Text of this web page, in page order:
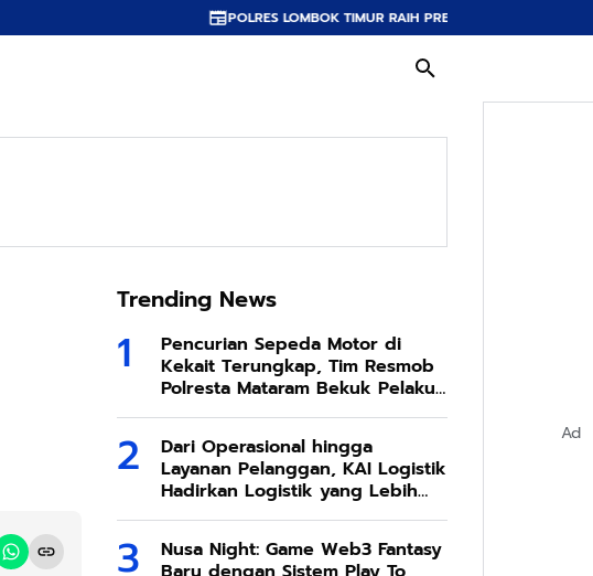
POLRES LOMBOK TIMUR RAIH PREDIKAT A PELAYANAN PRIMA, TERBAIK DI
Trending News
Pencurian Sepeda Motor di
Kekait Terungkap, Tim Resmob
Polresta Mataram Bekuk Pelaku
di Sesela
Dari Operasional hingga
Layanan Pelanggan, KAI Logistik
Hadirkan Logistik yang Lebih
Ramah Lingkungan
Nusa Night: Game Web3 Fantasy
Ad